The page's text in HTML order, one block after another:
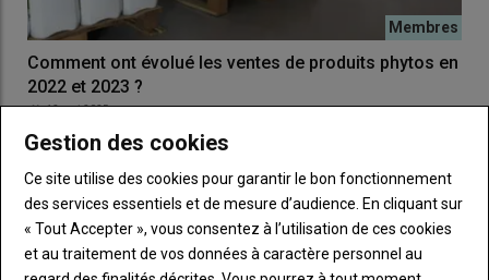
Comment ont évolué les ventes de produits phytos en
2022 et 2023 ?
12 mai 2025
Le ministère de l’agriculture vient de publier les différents
indicateurs relatifs aux ventes de produits…
Gestion des cookies
Ce site utilise des cookies pour garantir le bon fonctionnement
des services essentiels et de mesure d’audience. En cliquant sur
« Tout Accepter », vous consentez à l’utilisation de ces cookies
et au traitement de vos données à caractère personnel au